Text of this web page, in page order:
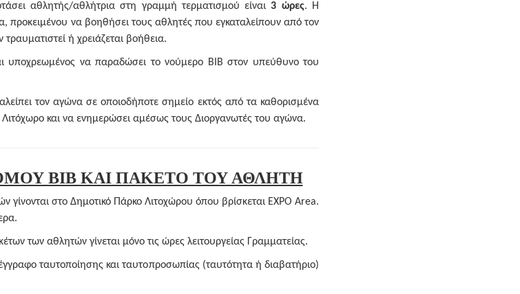
αθλητής/αθλήτρια στη γραμμή τερματισμού είναι3 ώρες. Η
προκειμένου να βοηθήσει τους αθλητές που εγκαταλείπουν από τον
ή χρειάζεται βοήθεια.
υποχρεωμένος να παραδώσει το νούμερο ΒΙΒ στον υπεύθυνο του
τον αγώνα σε οποιοδήποτε σημείο εκτός από τα καθορισμένα
και να ενημερώσει αμέσως τους Διοργανωτές του αγώνα.
BIB ΚΑΙ ΠΑΚΕΤΟ ΤΟΥ ΑΘΛΗΤΗ
γίνονται στο Δημοτικό Πάρκο Λιτοχώρου όπου βρίσκεται EXPO Area.
των αθλητών γίνεται μόνο τις ώρες λειτουργείας Γραμματείας.
ταυτοποίησης και ταυτοπροσωπίας (ταυτότητα ή διαβατήριο)